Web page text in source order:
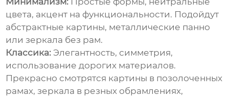
цвета, акцент на функциональности. Подойдут
абстрактные картины, металлические панно
или зеркала без рам.
Классика: Элегантность, симметрия,
использование дорогих материалов.
Прекрасно смотрятся картины в позолоченных
рамах, зеркала в резных обрамлениях,